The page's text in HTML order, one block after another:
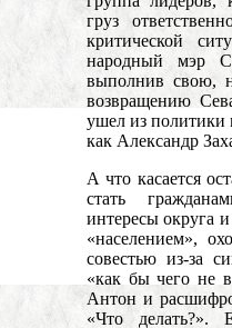
груз
критической
народный мэр
выполнив свою,
возвращению
ушел из
как Александр
А что касается
стать
интересы округа
«населением»,
совестью из-за
«как бы чего не
Антон и
«Что делать?».